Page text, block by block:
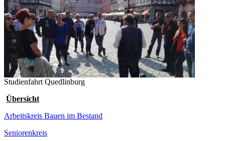
Studienfahrt Quedlinburg
Übersicht
Arbeitskreis Bauen im Bestand
Seniorenkreis